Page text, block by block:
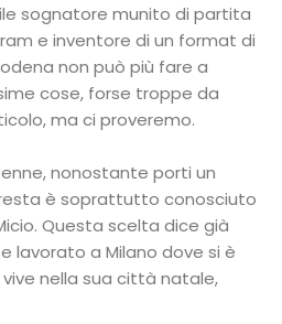
sognatore munito di partita
e inventore di un format di
non può più fare a
cose, forse troppe da
ma ci proveremo.
nonostante porti un
è soprattutto conosciuto
Questa scelta dice già
lavorato a Milano dove si è
nella sua città natale,